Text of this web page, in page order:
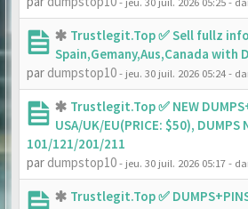
Trustlegit.Top ✅ Sell fullz
Spain,Gemany,Aus,Canada with
par dumpstop10- jeu. 30 juil. 2026 05:24-
Trustlegit.Top ✅ NEW
USA/UK/EU(PRICE: $50), DUMPS
101/121/201/211
par dumpstop10- jeu. 30 juil. 2026 05:17-
Trustlegit.Top ✅